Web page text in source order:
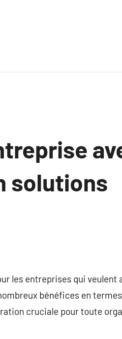
solutions
les entreprises qui veulent
bénéfices en
cruciale pour toute